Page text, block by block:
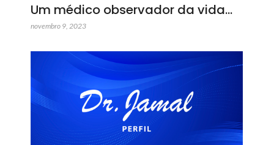
Um médico observador da vida…
novembro 9, 2023